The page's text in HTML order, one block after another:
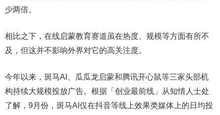
少两倍。
相比之下，在线启蒙教育赛道虽在热度、规模等方面有所不
及，但这并不影响外界对它的高关注度。
今年以来，斑马AI、瓜瓜龙启蒙和腾讯开心鼠等三家头部机
构持续大规模投放广告。根据「创业最前线」从知情人士处
了解，9月份，斑马AI仅在抖音等线上效果类媒体上的日均投